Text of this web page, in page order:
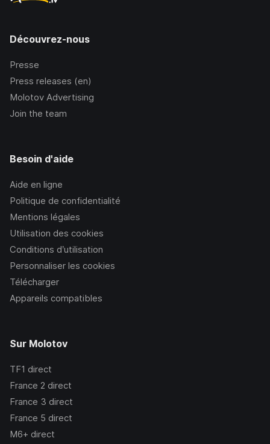
Découvrez-nous
Presse
Press releases (en)
Molotov Advertising
Join the team
Besoin d'aide
Aide en ligne
Politique de confidentialité
Mentions légales
Utilisation des cookies
Conditions d’utilisation
Personnaliser les cookies
Télécharger
Appareils compatibles
Sur Molotov
TF1 direct
France 2 direct
France 3 direct
France 5 direct
M6+ direct